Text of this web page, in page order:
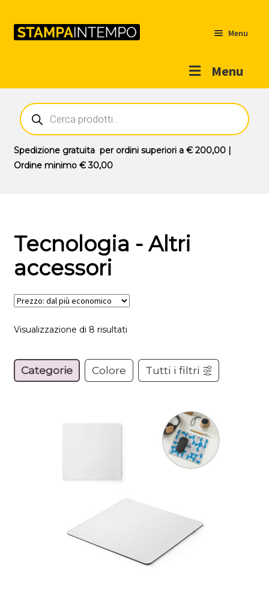
Menu
Menu
Outlet
Prodotti
Novità
Ricerca
prodotti
Spedizione gratuitaper ordini superiori a € 200,00|
Ordine minimo € 30,00
Tecnologia - Altri
accessori
Visualizzazione di 8 risultati
Categorie Colore Tutti i filtri